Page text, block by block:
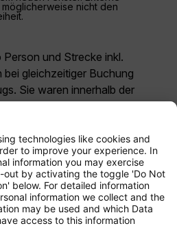
nicht den
und Strecke inkl.
bei gleichzeitiger Buchung
Sie waren innerhalb der
aktuell. Bei den für die
Tarifen handelt es
Zero, unsere restriktivste
zusätzliche Gebühren
für andere optionale
gelten dieAllgemeinen
.